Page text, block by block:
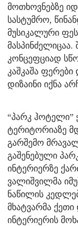
მოთხოვნებზე
სასტუმრო,
მუსიკალური
მასპინძელიცაა.
კონცეფციად
კაშკაშა
დიზაინი იქნა
“პარკ ჰოტელი”
ტერიტორიაზე
გარშემო
გაშენებული
ინტერიერზე
ვალიშვილმა
ნაწილის
მხატვარმა
ინტერიერის